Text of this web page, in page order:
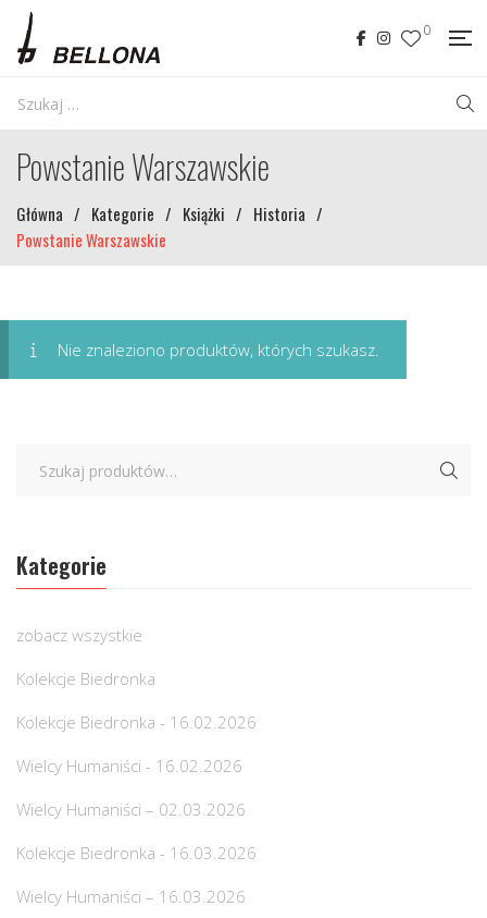
0
Powstanie Warszawskie
Główna / Kategorie / Książki / Historia /
Powstanie Warszawskie
Nie znaleziono produktów, których szukasz.
Kategorie
zobacz wszystkie
Kolekcje Biedronka
Kolekcje Biedronka - 16.02.2026
Wielcy Humaniści - 16.02.2026
Wielcy Humaniści – 02.03.2026
Kolekcje Biedronka - 16.03.2026
Wielcy Humaniści – 16.03.2026